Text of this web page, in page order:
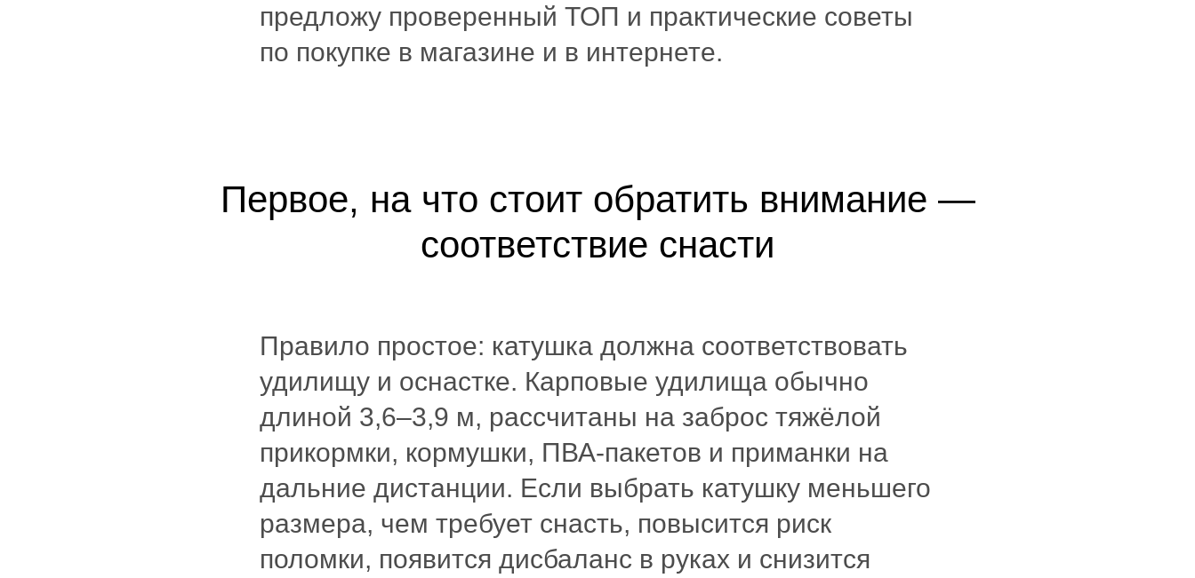
предложу проверенный ТОП и практические советы
по покупке в магазине и в интернете.
Первое, на что стоит обратить внимание —
соответствие снасти
Правило простое: катушка должна соответствовать
удилищу и оснастке. Карповые удилища обычно
длиной 3,6–3,9 м, рассчитаны на заброс тяжёлой
прикормки, кормушки, ПВА-пакетов и приманки на
дальние дистанции. Если выбрать катушку меньшего
размера, чем требует снасть, повысится риск
поломки, появится дисбаланс в руках и снизится